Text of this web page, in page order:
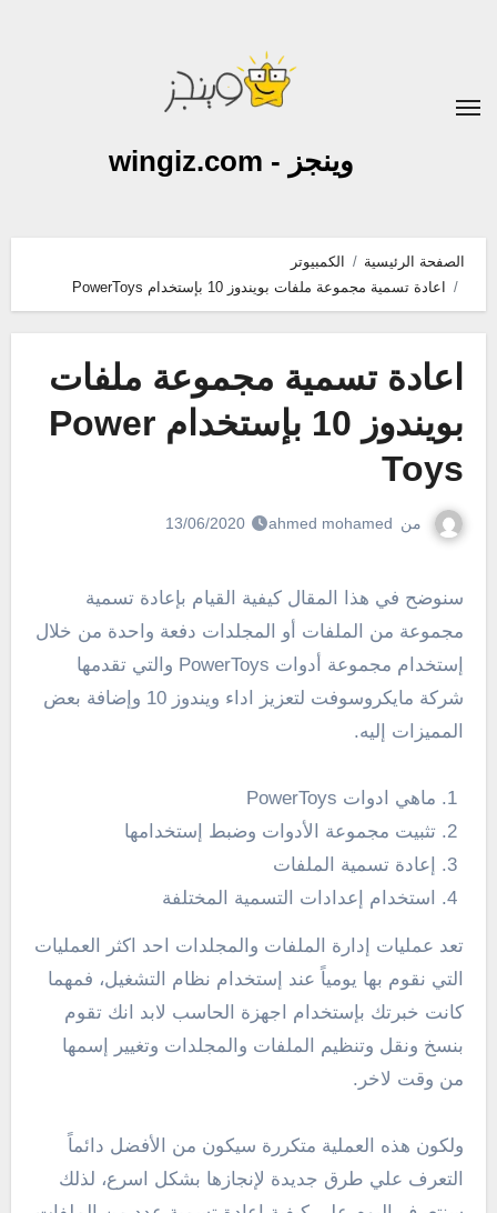
وينجز - wingiz.com
الصفحة الرئيسية
الكمبيوتر
اعادة تسمية مجموعة ملفات بويندوز 10 بإستخدام PowerToys
اعادة تسمية مجموعة ملفات
بويندوز 10 بإستخدام Power
Toys
من ahmed mohamed
13/06/2020
سنوضح في هذا المقال كيفية القيام بإعادة تسمية
مجموعة من الملفات أو المجلدات دفعة واحدة من خلال
إستخدام مجموعة أدوات PowerToys والتي تقدمها
شركة مايكروسوفت لتعزيز اداء ويندوز 10 وإضافة بعض
المميزات إليه.
ماهي ادوات PowerToys
تثبيت مجموعة الأدوات وضبط إستخدامها
إعادة تسمية الملفات
استخدام إعدادات التسمية المختلفة
تعد عمليات إدارة الملفات والمجلدات احد اكثر العمليات
التي نقوم بها يومياً عند إستخدام نظام التشغيل، فمهما
كانت خبرتك بإستخدام اجهزة الحاسب لابد انك تقوم
بنسخ ونقل وتنظيم الملفات والمجلدات وتغيير إسمها
من وقت لاخر.
ولكون هذه العملية متكررة سيكون من الأفضل دائماً
التعرف علي طرق جديدة لإنجازها بشكل اسرع، لذلك